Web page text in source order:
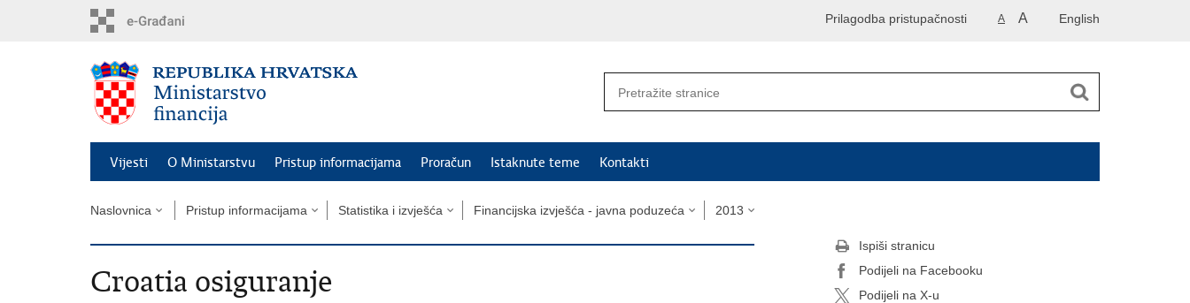
English
A A
Prilagodba pristupačnosti
Vijesti O Ministarstvu Pristup informacijama Proračun Istaknute teme Kontakti
Naslovnica Pristup informacijama Statistika i izvješća Financijska izvješća - javna poduzeća 2013
Croatia osiguranje
Ispiši stranicu
Podijeli na Facebooku
Podijeli na X-u